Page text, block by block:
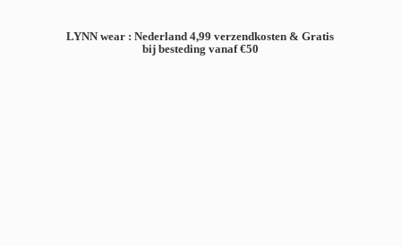
LYNN wear : Nederland 4,99 verzendkosten & Gratis
bij besteding vanaf €50